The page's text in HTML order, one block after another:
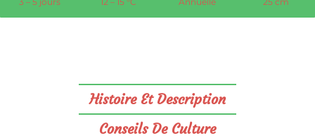
Histoire Et Description
Conseils De Culture